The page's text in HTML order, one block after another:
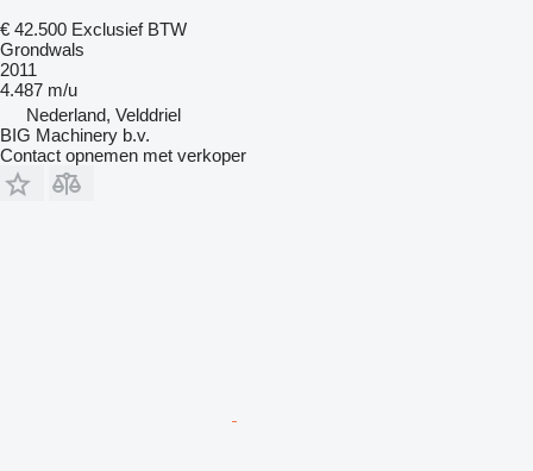
€ 42.500 Exclusief BTW
Grondwals
2011
4.487 m/u
Nederland, Velddriel
BIG Machinery b.v.
Contact opnemen met verkoper